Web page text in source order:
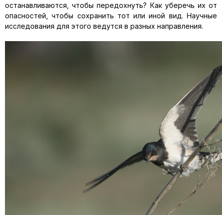
останавливаются, чтобы передохнуть? Как уберечь их от
опасностей, чтобы сохранить тот или иной вид. Научные
исследования для этого ведутся в разных направления.